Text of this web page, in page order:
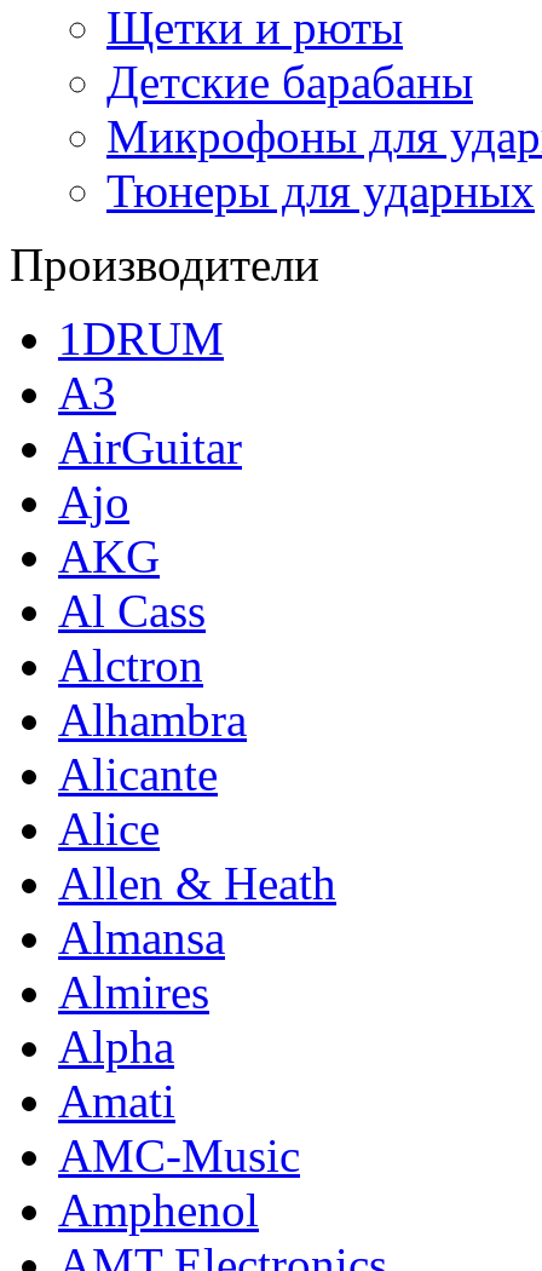
Щетки и рюты
Детские барабаны
Микрофоны для
Тюнеры для ударных
Производители
1DRUM
A3
AirGuitar
Ajo
AKG
Al Cass
Alctron
Alhambra
Alicante
Alice
Allen & Heath
Almansa
Almires
Alpha
Amati
AMC-Music
Amphenol